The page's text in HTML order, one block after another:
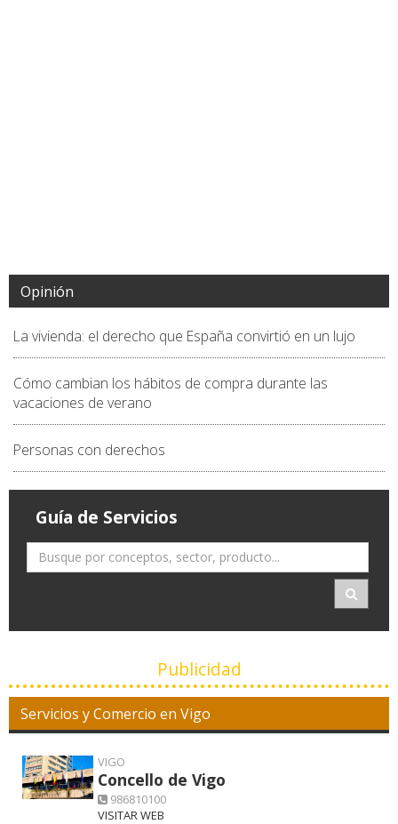
Opinión
La vivienda: el derecho que España convirtió en un lujo
Cómo cambian los hábitos de compra durante las
vacaciones de verano
Personas con derechos
Guía de Servicios
Publicidad
Servicios y Comercio en Vigo
VIGO
Concello de Vigo
986810100
VISITAR WEB